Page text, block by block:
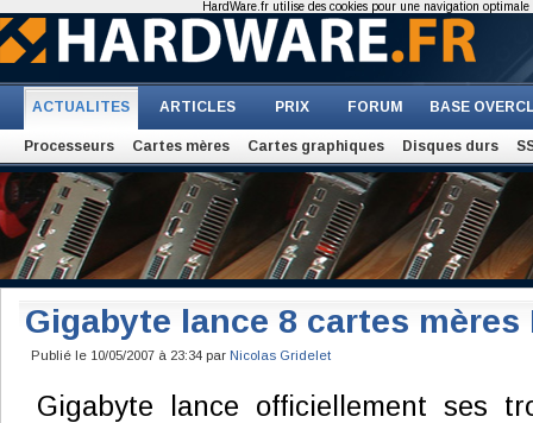
ACTUALITES ARTICLES PRIX FORUM BASE
Processeurs Cartes mères Cartes graphiques Disques durs
Gigabyte lance 8 cartes mères
Publié le 10/05/2007 à 23:34 par Nicolas Gridelet
Gigabyte lance officiellement ses
HardWare.fr utilise des cookies pour une navigation